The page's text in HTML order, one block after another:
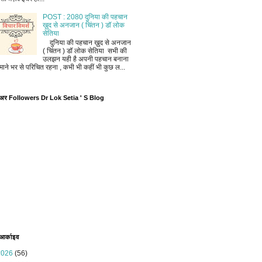
POST : 2080 दुनिया की पहचान
ख़ुद से अनजान ( चिंतन ) डॉ लोक
सेतिया
दुनिया की पहचान ख़ुद से अनजान
( चिंतन ) डॉ लोक सेतिया सभी की
उलझन यही है अपनी पहचान बनाना
भर से परिचित रहना , कभी भी कहीं भी कुछ ल...
Followers Dr Lok Setia ' S Blog
(56)